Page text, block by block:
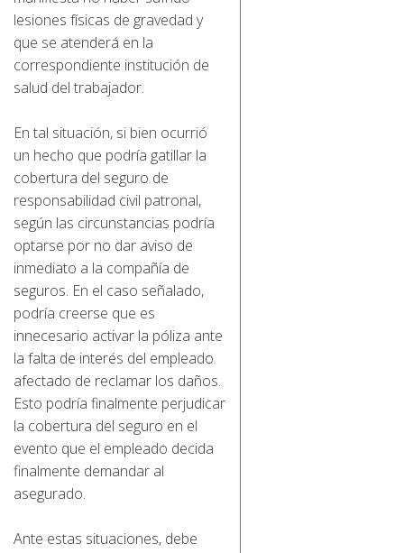
lesiones físicas de gravedad y
que se atenderá en la
correspondiente institución de
salud del trabajador.
En tal situación, si bien ocurrió
un hecho que podría gatillar la
cobertura del seguro de
responsabilidad civil patronal,
según las circunstancias podría
optarse por no dar aviso de
inmediato a la compañía de
seguros. En el caso señalado,
podría creerse que es
innecesario activar la póliza ante
la falta de interés del empleado
afectado de reclamar los daños.
Esto podría finalmente perjudicar
la cobertura del seguro en el
evento que el empleado decida
finalmente demandar al
asegurado.
Ante estas situaciones, debe